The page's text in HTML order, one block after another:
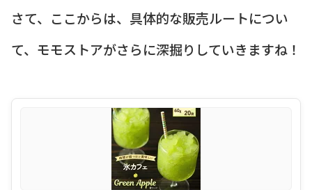
さて、ここからは、具体的な販売ルートについ
て、モモストアがさらに深掘りしていきますね！